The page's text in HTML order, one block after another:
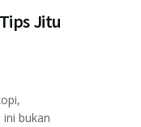
Jitu
bukan